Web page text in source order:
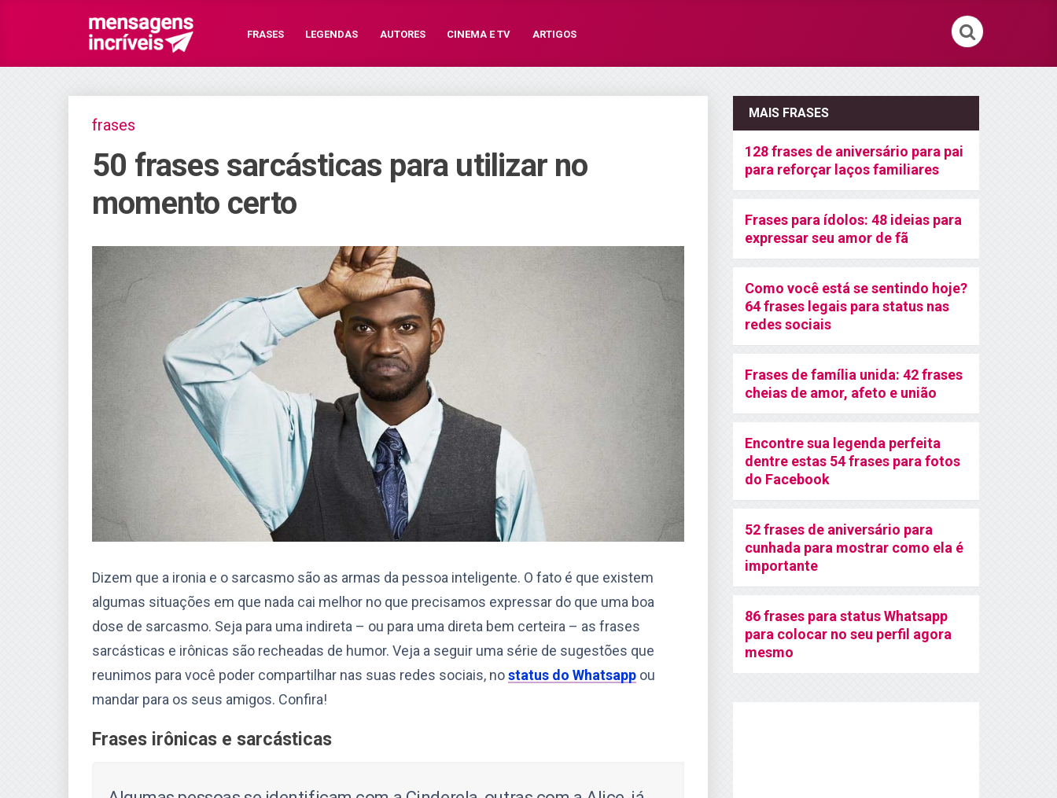
FRASES LEGENDAS AUTORES CINEMA E TV ARTIGOS
frases
50 frases sarcásticas para utilizar no
momento certo
Dizem que a ironia e o sarcasmo são as armas da pessoa inteligente. O fato é que existem
algumas situações em que nada cai melhor no que precisamos expressar do que uma boa
dose de sarcasmo. Seja para uma indireta – ou para uma direta bem certeira – as frases
sarcásticas e irônicas são recheadas de humor. Veja a seguir uma série de sugestões que
reunimos para você poder compartilhar nas suas redes sociais, nostatus do Whatsapp ou
mandar para os seus amigos. Confira!
Frases irônicas e sarcásticas
MAIS FRASES
128 frases de aniversário para pai
para reforçar laços familiares
Frases para ídolos: 48 ideias para
expressar seu amor de fã
Como você está se sentindo hoje?
64 frases legais para status nas
redes sociais
Frases de família unida: 42 frases
cheias de amor, afeto e união
Encontre sua legenda perfeita
dentre estas 54 frases para fotos
do Facebook
52 frases de aniversário para
cunhada para mostrar como ela é
importante
86 frases para status Whatsapp
para colocar no seu perfil agora
mesmo